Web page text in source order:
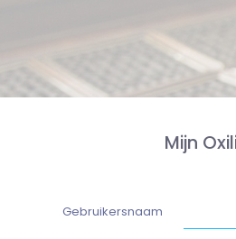
Mijn
Gebruikersnaam